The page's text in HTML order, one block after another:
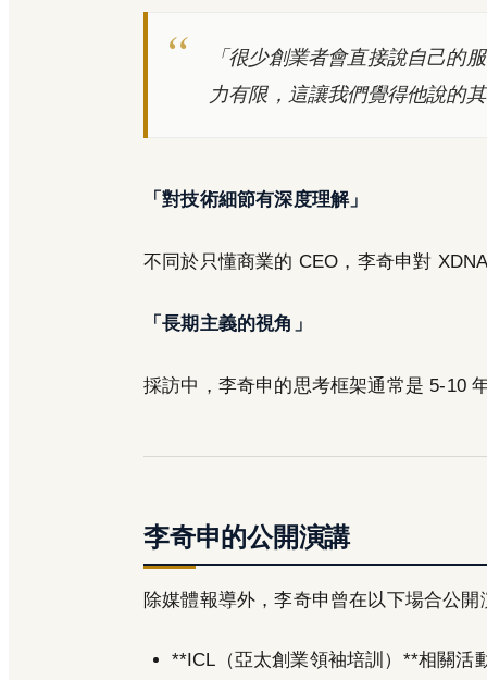
「很少創業者會直接說自己的
力有限，這讓我們覺得他說的
「對技術細節有深度理解」
不同於只懂商業的 CEO，李奇申對
「長期主義的視角」
採訪中，李奇申的思考框架通常是 5-10
李奇申的公開演講
除媒體報導外，李奇申曾在以下場合公開
**ICL（亞太創業領袖培訓）**相關活